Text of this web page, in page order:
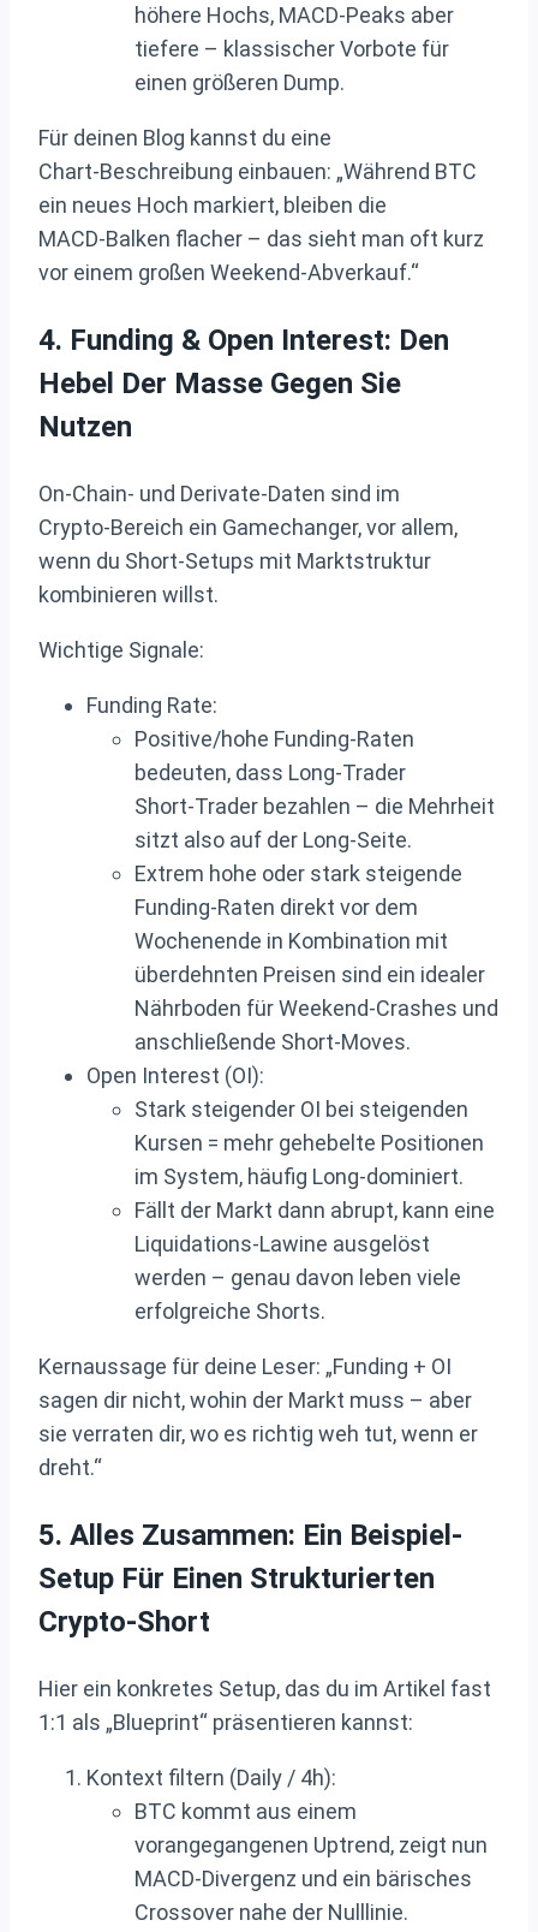
höhere Hochs, MACD‑Peaks aber
tiefere – klassischer Vorbote für
einen größeren Dump.
Für deinen Blog kannst du eine
Chart‑Beschreibung einbauen: „Während BTC
ein neues Hoch markiert, bleiben die
MACD‑Balken flacher – das sieht man oft kurz
vor einem großen Weekend‑Abverkauf.“
4. Funding & Open Interest: Den
Hebel Der Masse Gegen Sie
Nutzen
On‑Chain‑ und Derivate‑Daten sind im
Crypto‑Bereich ein Gamechanger, vor allem,
wenn du Short‑Setups mit Marktstruktur
kombinieren willst.
Wichtige Signale:
Funding Rate:
Positive/hohe Funding‑Raten
bedeuten, dass Long‑Trader
Short‑Trader bezahlen – die Mehrheit
sitzt also auf der Long‑Seite.
Extrem hohe oder stark steigende
Funding‑Raten direkt vor dem
Wochenende in Kombination mit
überdehnten Preisen sind ein idealer
Nährboden für Weekend‑Crashes und
anschließende Short‑Moves.
Open Interest (OI):
Stark steigender OI bei steigenden
Kursen = mehr gehebelte Positionen
im System, häufig Long‑dominiert.
Fällt der Markt dann abrupt, kann eine
Liquidations‑Lawine ausgelöst
werden – genau davon leben viele
erfolgreiche Shorts.
Kernaussage für deine Leser: „Funding + OI
sagen dir nicht, wohin der Markt muss – aber
sie verraten dir, wo es richtig weh tut, wenn er
dreht.“
5. Alles Zusammen: Ein Beispiel-
Setup Für Einen Strukturierten
Crypto-Short
Hier ein konkretes Setup, das du im Artikel fast
1:1 als „Blueprint“ präsentieren kannst:
Kontext filtern (Daily / 4h):
BTC kommt aus einem
vorangegangenen Uptrend, zeigt nun
MACD‑Divergenz und ein bärisches
Crossover nahe der Nulllinie.